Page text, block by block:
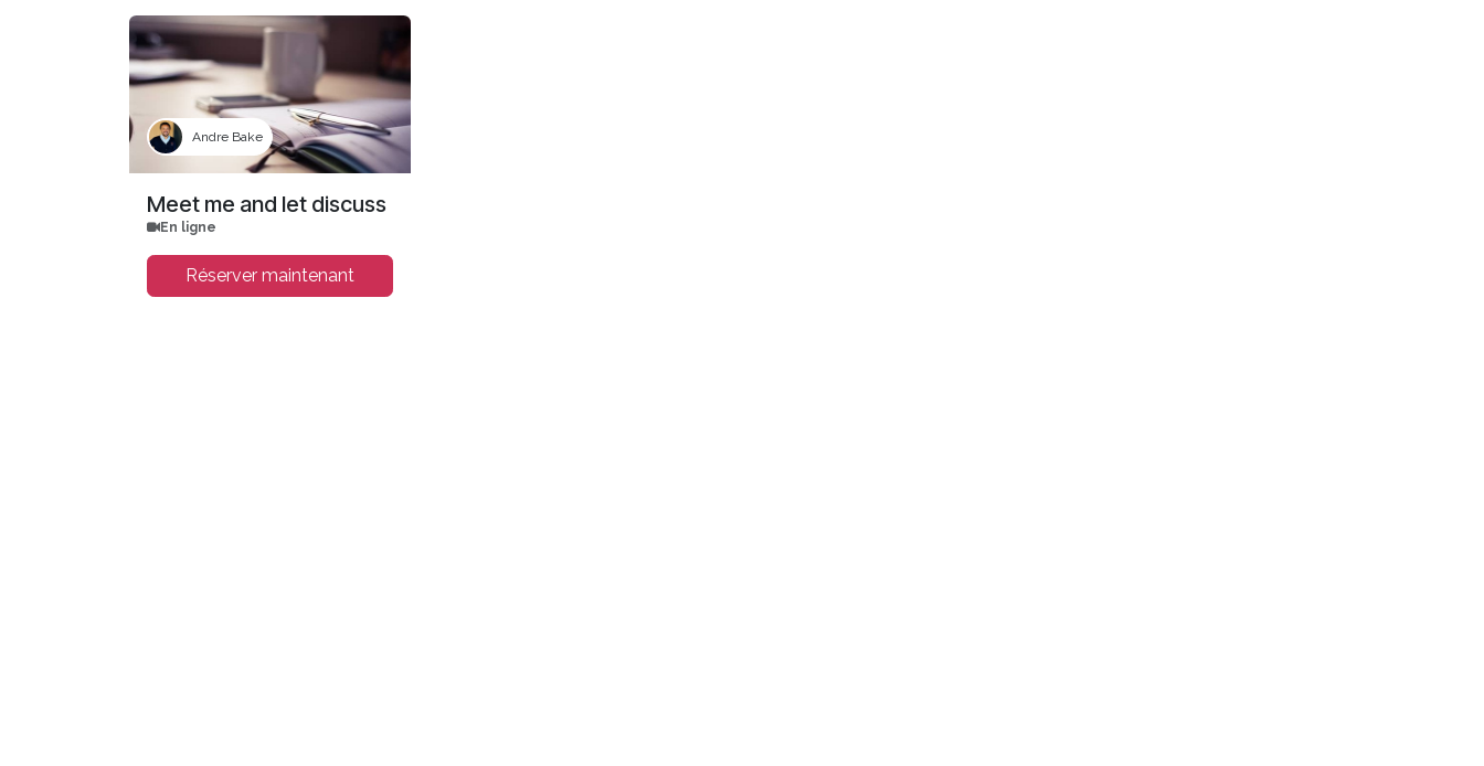
Expo.
Andre Bake
Meet me and let discuss
En ligne
Réserver maintenant